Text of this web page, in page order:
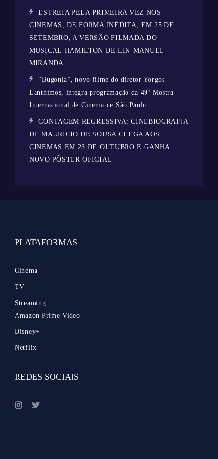
ESTREIA PELA PRIMEIRA VEZ NOS
CINEMAS, DE FORMA INÉDITA, EM 25 DE
SETEMBRO, A VERSÃO FILMADA DO
MUSICAL HAMILTON DE LIN-MANUEL
MIRANDA
“Bugonia”, novo filme do diretor Yorgos
Lanthimos, integra programação da 49ª Mostra
Internacional de Cinema de São Paulo
CONTAGEM REGRESSIVA: CINEBIOGRAFIA
DE MAURICIO DE SOUSA CHEGA AOS
CINEMAS EM 23 DE OUTUBRO E GANHA
NOVO PÔSTER OFICIAL
PLATAFORMAS
Cinema
TV
Streaming
Amazon Prime Video
Disney+
Netflix
REDES SOCIAIS